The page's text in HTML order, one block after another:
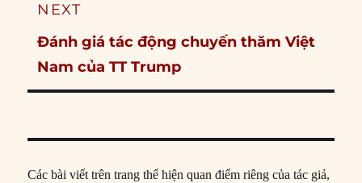
NEXT
Next
post:
Đánh giá tác động chuyến thăm Việt
Nam của TT Trump
Các bài viết trên trang thể hiện quan điểm riêng của tác giả,